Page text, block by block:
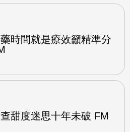
時間就是療效籲精準分
甜度迷思十年未破 FM